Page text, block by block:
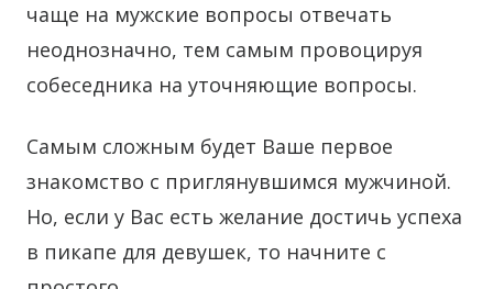
чаще на мужские вопросы отвечать
неоднозначно, тем самым провоцируя
собеседника на уточняющие вопросы.
Самым сложным будет Ваше первое
знакомство с приглянувшимся мужчиной.
Но, если у Вас есть желание достичь успеха
в пикапе для девушек, то начните с